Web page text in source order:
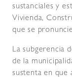
sustanciales y
Vivienda,
que se
La subgerencia
de la
sustenta en que